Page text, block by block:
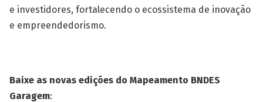
e investidores, fortalecendo o ecossistema de inovação
e empreendedorismo.
Baixe as novas edições do Mapeamento BNDES
Garagem: